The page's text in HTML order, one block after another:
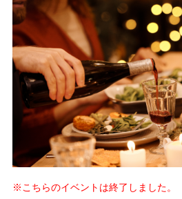
※こちらのイベントは終了しました。